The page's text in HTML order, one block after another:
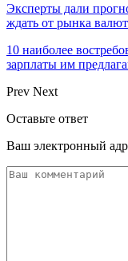
Эксперты дали
ждать от рынка
10 наиболее
зарплаты им
Prev Next
Оставьте ответ
Ваш электронный